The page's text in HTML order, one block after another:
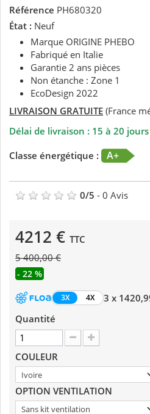
Référence PH680320
État : Neuf
Marque ORIGINE PHEBO
Fabriqué en Italie
Garantie 2 ans pièces
Non étanche : Zone 1
EcoDesign 2022
LIVRAISON GRATUITE (France
Délai de livraison : 15 à 20
Classe énergétique :
A+
0/5 - 0 Avis
4212 € TTC
5 400,00 €
- 22 %
3X 4X
3 x
Quantité
COULEUR
OPTION VENTILATION